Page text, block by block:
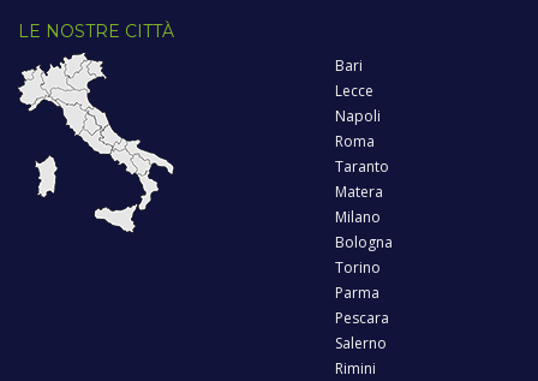
LE NOSTRE CITTÀ
Bari
Lecce
Napoli
Roma
Taranto
Matera
Milano
Bologna
Torino
Parma
Pescara
Salerno
Rimini